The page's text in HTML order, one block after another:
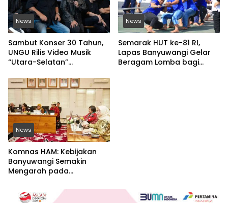
News
Sambut Konser 30 Tahun,
UNGU Rilis Video Musik
“Utara-Selatan”
News
Semarak HUT ke-81 RI,
Lapas Banyuwangi Gelar
Beragam Lomba bagi
News
Komnas HAM: Kebijakan
Banyuwangi Semakin
Mengarah pada